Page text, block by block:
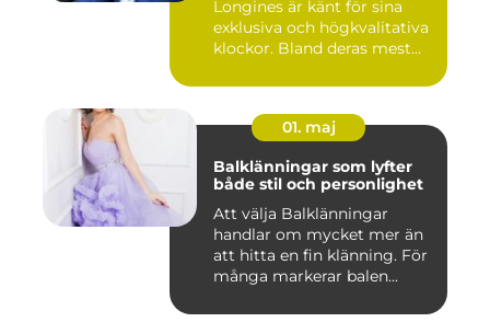
Longines är känt för sina
exklusiva och högkvalitativa
klockor. Bland deras mest...
01. maj
Balklänningar som lyfter
både stil och personlighet
Att välja Balklänningar
handlar om mycket mer än
att hitta en fin klänning. För
många markerar balen...